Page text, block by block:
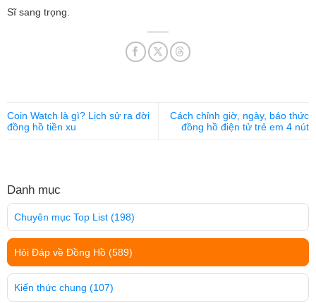
Sĩ sang trọng.
Coin Watch là gì? Lịch sử ra đời
đồng hồ tiền xu
Cách chỉnh giờ, ngày, báo thức
đồng hồ điện tử trẻ em 4 nút
Danh mục
Chuyên mục Top List (198)
Hỏi Đáp về Đồng Hồ (589)
Kiến thức chung (107)